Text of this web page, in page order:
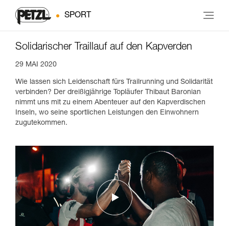
SPORT
Solidarischer Traillauf auf den Kapverden
29 MAI 2020
Wie lassen sich Leidenschaft fürs Trailrunning und Solidarität
verbinden? Der dreißigjährige Topläufer Thibaut Baronian
nimmt uns mit zu einem Abenteuer auf den Kapverdischen
Inseln, wo seine sportlichen Leistungen den Einwohnern
zugutekommen.